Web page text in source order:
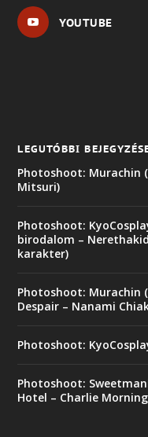
YOUTUBE
LEGUTÓBBI
Photoshoot: Murachin
Mitsuri)
Photoshoot:
birodalom –
karakter)
Photoshoot: Murachin
Despair – Nanami
Photoshoot:
Photoshoot:
Hotel – Charlie